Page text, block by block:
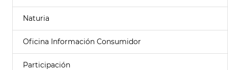
Naturia
Oficina Información Consumidor
Participación